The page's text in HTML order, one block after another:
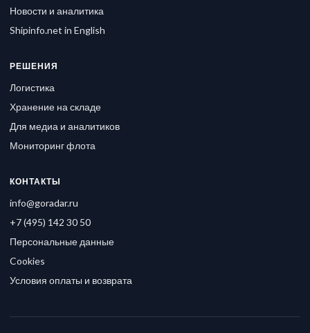
Новости и аналитика
Shipinfo.net in English
РЕШЕНИЯ
Логистика
Хранение на складе
Для медиа и аналитиков
Мониторинг флота
КОНТАКТЫ
info@goradar.ru
+7 (495) 142 30 50
Персональные данные
Cookies
Условия оплаты и возврата